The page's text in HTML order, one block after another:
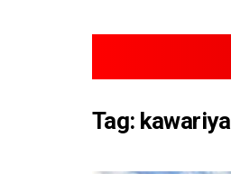
Tag: kawariya